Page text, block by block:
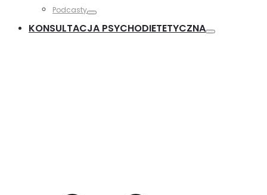
Podcasty
KONSULTACJA PSYCHODIETETYCZNA